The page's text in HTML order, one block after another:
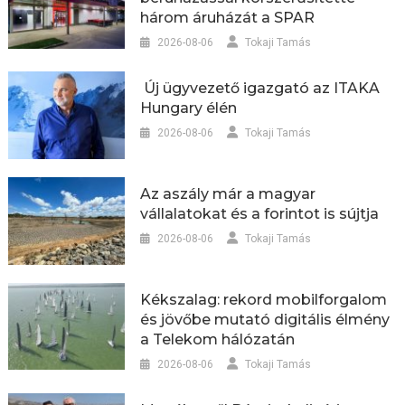
három áruházát a SPAR
2026-08-06 Tokaji Tamás
Új ügyvezető igazgató az ITAKA
Hungary élén
2026-08-06 Tokaji Tamás
Az aszály már a magyar
vállalatokat és a forintot is sújtja
2026-08-06 Tokaji Tamás
Kékszalag: rekord mobilforgalom
és jövőbe mutató digitális élmény
a Telekom hálózatán
2026-08-06 Tokaji Tamás